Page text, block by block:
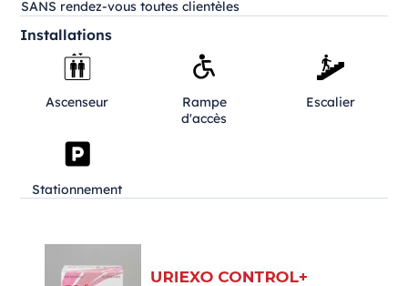
SANS rendez-vous toutes clientèles
Installations
Ascenseur
Rampe
d'accès
Escalier
Stationnement